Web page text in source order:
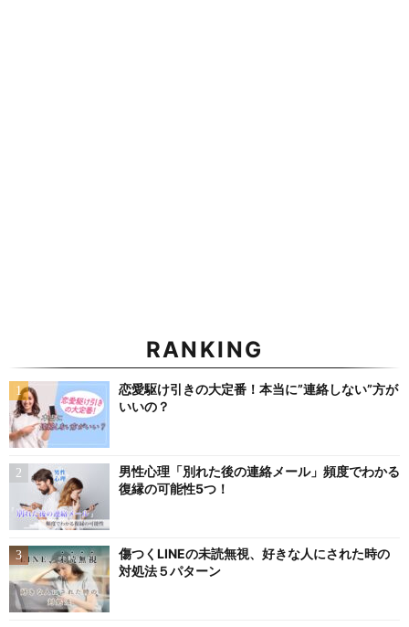
RANKING
恋愛駆け引きの大定番！本当に”連絡しない”方が
いいの？
男性心理「別れた後の連絡メール」頻度でわかる
復縁の可能性5つ！
傷つくLINEの未読無視、好きな人にされた時の
対処法５パターン